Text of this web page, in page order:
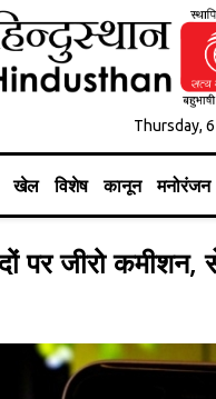
Thursday,
खेल विशेष कानून मनोरंजन
पर जीरो कमीशन,